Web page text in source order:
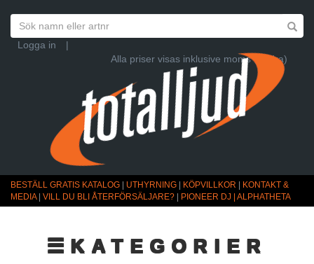
Logga in
|
Alla priser visas inklusive moms (Ändra)
BESTÄLL GRATIS KATALOG UTHYRNING KÖPVILLKOR
KONTAKT &
MEDIA| VILL DU BLI ÅTERFÖRSÄLJARE? PIONEER DJ | ALPHATHETA
☰KATEGORIER